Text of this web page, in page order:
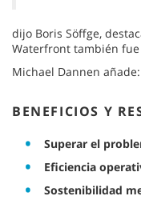
dijo Boris Söffge,
Waterfront también
Michael Dannen
BENEFICIOS Y
Superar el
Eficiencia
Sostenibilidad